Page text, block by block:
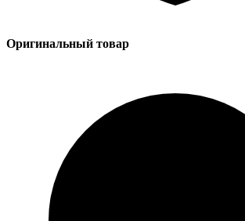
Оригинальный товар